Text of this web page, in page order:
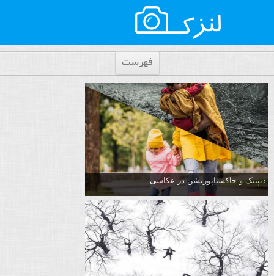
فهرست
دیپتیک و جاکستا‌پوزیشن در عکاسی